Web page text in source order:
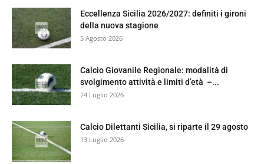
Eccellenza Sicilia 2026/2027: definiti i gironi
della nuova stagione
5 Agosto 2026
Calcio Giovanile Regionale: modalità di
svolgimento attività e limiti d’età –...
24 Luglio 2026
Calcio Dilettanti Sicilia, si riparte il 29 agosto
13 Luglio 2026